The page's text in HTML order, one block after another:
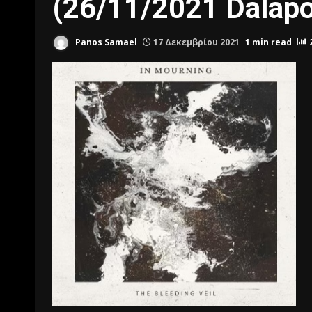
(26/11/2021
Panos Samael 17 Δεκεμβρίου 2021 1 min read